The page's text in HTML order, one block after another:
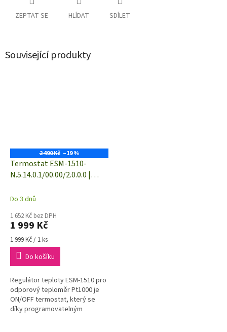
ZEPTAT SE HLÍDAT SDÍLET
Související produkty
2 490 Kč –19 %
Termostat ESM-1510-
N.5.14.0.1/00.00/2.0.0.0 |
5 A | 230 VAC
Do 3 dnů
1 652 Kč bez DPH
1 999 Kč
Měrná
cena:
1 999 Kč / 1 ks
Do košíku
Regulátor teploty ESM-1510 pro
odporový teploměr Pt1000 je
ON/OFF termostat, který se
díky programovatelným